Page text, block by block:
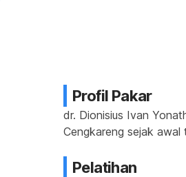
Profil Pakar
dr. Dionisius Ivan
Cengkareng sejak awal
Pelatihan